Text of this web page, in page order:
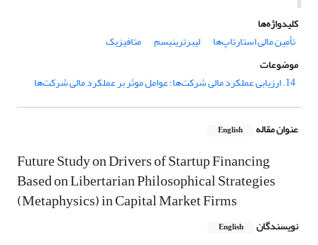
کلیدواژه‌ها
تأمین مالی استارتاپ‌ها
لیبرترینیسم
متافیزیک
موضوعات
14. ارزیابی عملکرد مالی شرک‍ت‌ها؛ عوامل موثر بر عملکرد مالی شرکت‌ها
عنوان مقاله English
Future Study on Drivers of Startup Financing
Based on Libertarian Philosophical Strategies
(Metaphysics) in Capital Market Firms
نویسندگان English